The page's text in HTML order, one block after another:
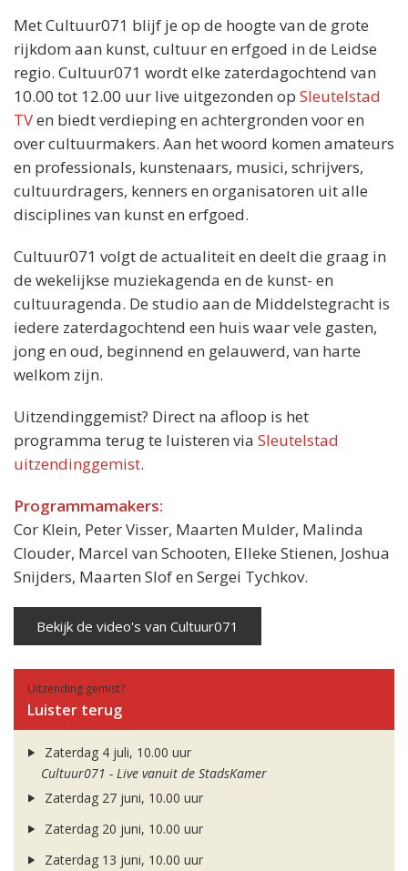
Met Cultuur071 blijf je op de hoogte van de grote
rijkdom aan kunst, cultuur en erfgoed in de Leidse
regio. Cultuur071 wordt elke zaterdagochtend van
10.00 tot 12.00 uur live uitgezonden op Sleutelstad
TVen biedt verdieping en achtergronden voor en
over cultuurmakers. Aan het woord komen amateurs
en professionals, kunstenaars, musici, schrijvers,
cultuurdragers, kenners en organisatoren uit alle
disciplines van kunst en erfgoed.
Cultuur071 volgt de actualiteit en deelt die graag in
de wekelijkse muziekagenda en de kunst- en
cultuuragenda. De studio aan de Middelstegracht is
iedere zaterdagochtend een huis waar vele gasten,
jong en oud, beginnend en gelauwerd, van harte
welkom zijn.
Uitzendinggemist? Direct na afloop is het
programma terug te luisteren via Sleutelstad
uitzendinggemist.
Programmamakers:
Cor Klein, Peter Visser, Maarten Mulder, Malinda
Clouder, Marcel van Schooten, Elleke Stienen, Joshua
Snijders, Maarten Slof en Sergei Tychkov.
Bekijk de video's van Cultuur071
Uitzending gemist?
Luister terug
Zaterdag 4 juli, 10.00 uur
Cultuur071 - Live vanuit de StadsKamer
Zaterdag 27 juni, 10.00 uur
Zaterdag 20 juni, 10.00 uur
Zaterdag 13 juni, 10.00 uur